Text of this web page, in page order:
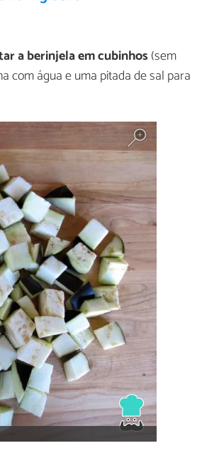
a berinjela em cubinhos (sem
com água e uma pitada de sal para